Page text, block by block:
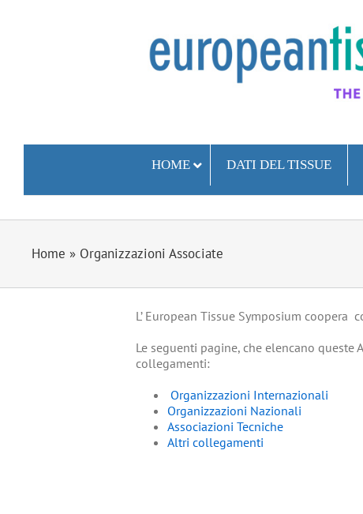
HOME DATI DEL TISSUE
Home » Organizzazioni Associate
L’ European Tissue Symposium coopera
Le seguenti pagine, che elencano queste
collegamenti:
Organizzazioni Internazionali
Organizzazioni Nazionali
Associazioni Tecniche
Altri collegamenti